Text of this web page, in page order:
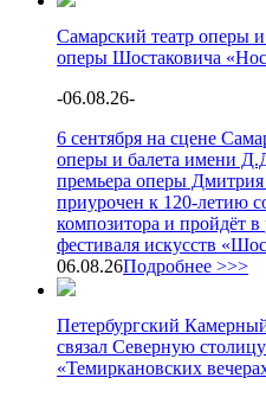
Самарский театр оперы
оперы Шостаковича
-06.08.26-
6 сентября на сцене
оперы и балета имени
премьера оперы
приурочен к 120-летию
композитора и пройдёт
фестиваля искусств
06.08.26Подробнее >>>
Петербургский
связал Северную
«Темиркановских